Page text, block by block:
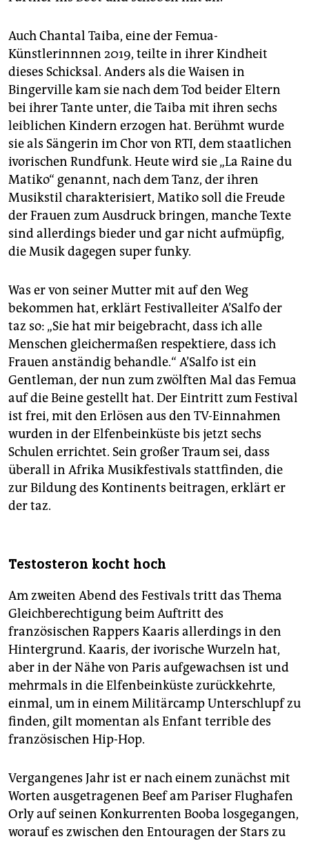
Auch Chantal Taiba, eine der Femua-
Künstlerinnnen 2019, teilte in ihrer Kindheit
dieses Schicksal. Anders als die Waisen in
Bingerville kam sie nach dem Tod beider Eltern
bei ihrer Tante unter, die Taiba mit ihren sechs
leiblichen Kindern erzogen hat. Berühmt wurde
sie als Sängerin im Chor von RTI, dem staatlichen
ivorischen Rundfunk. Heute wird sie „La Raine du
Matiko“ genannt, nach dem Tanz, der ihren
Musikstil charakterisiert, Matiko soll die Freude
der Frauen zum Ausdruck bringen, manche Texte
sind allerdings bieder und gar nicht aufmüpfig,
die Musik dagegen super funky.
Was er von seiner Mutter mit auf den Weg
bekommen hat, erklärt Festivalleiter A’Salfo der
taz so: „Sie hat mir beigebracht, dass ich alle
Menschen gleichermaßen respektiere, dass ich
Frauen anständig behandle.“ A’Salfo ist ein
Gentleman, der nun zum zwölften Mal das Femua
auf die Beine gestellt hat. Der Eintritt zum Festival
ist frei, mit den Erlösen aus den TV-Einnahmen
wurden in der Elfenbeinküste bis jetzt sechs
Schulen errichtet. Sein großer Traum sei, dass
überall in Afrika Musikfestivals stattfinden, die
zur Bildung des Kontinents beitragen, erklärt er
der taz.
Testosteron kocht hoch
Am zweiten Abend des Festivals tritt das Thema
Gleichberechtigung beim Auftritt des
französischen Rappers Kaaris allerdings in den
Hintergrund. Kaaris, der ivorische Wurzeln hat,
aber in der Nähe von Paris aufgewachsen ist und
mehrmals in die Elfenbeinküste zurückkehrte,
einmal, um in einem Militärcamp Unterschlupf zu
finden, gilt momentan als Enfant terrible des
französischen Hip-Hop.
Vergangenes Jahr ist er nach einem zunächst mit
Worten ausgetragenen Beef am Pariser Flughafen
Orly auf seinen Konkurrenten Booba losgegangen,
worauf es zwischen den Entouragen der Stars zu